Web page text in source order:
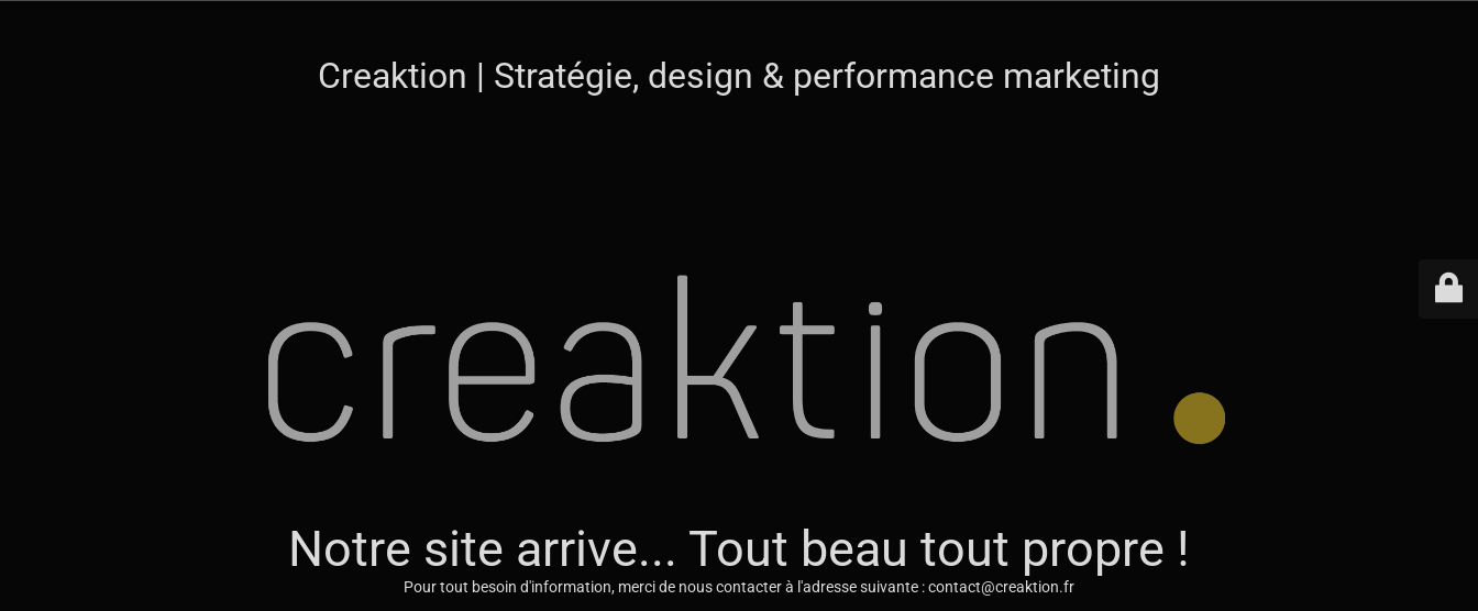
Creaktion | Stratégie, design & performance marketing
Notre site arrive... Tout beau tout propre !
Pour tout besoin d'information, merci de nous contacter à l'adresse suivante : contact@creaktion.fr